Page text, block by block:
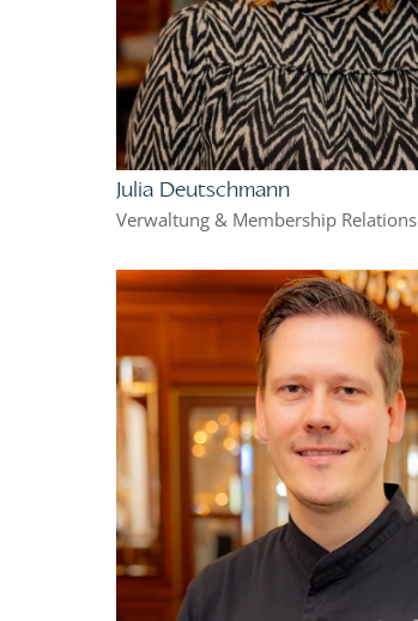
Julia Deutschmann
Verwaltung & Membership Relations